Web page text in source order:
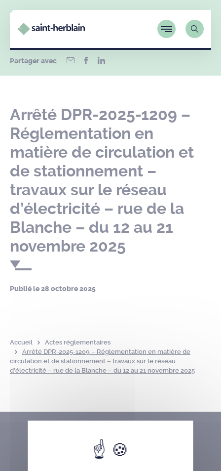
Partager avec
Arrêté DPR-2025-1209 –
Réglementation en
matière de circulation et
de stationnement –
travaux sur le réseau
d’électricité – rue de la
Blanche – du 12 au 21
novembre 2025
Publié le28 octobre 2025
Accueil
Actes réglementaires
Arrêté DPR-2025-1209 – Réglementation en matière de
circulation et de stationnement – travaux sur le réseau
d’électricité – rue de la Blanche – du 12 au 21 novembre 2025